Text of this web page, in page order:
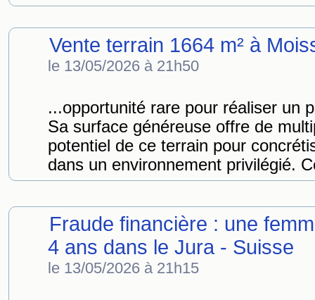
Vente terrain 1664 m² à
le 13/05/2026 à 21h50
...opportunité rare pour réaliser un
Sa surface généreuse offre de
potentiel de ce terrain pour
dans un environnement privilégié.
Fraude financière : une
4 ans dans le Jura - Suisse
le 13/05/2026 à 21h15